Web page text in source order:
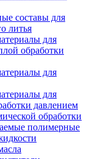
составы для
литья
для
обработки
для
для
давлением
обработки
полимерные